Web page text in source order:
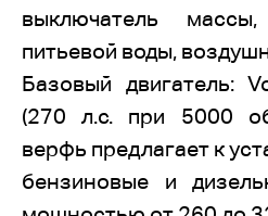
выключатель
питьевой воды,
Базовый двигатель:
(270 л.с. при 5000
верфь предлагает к
бензиновые и